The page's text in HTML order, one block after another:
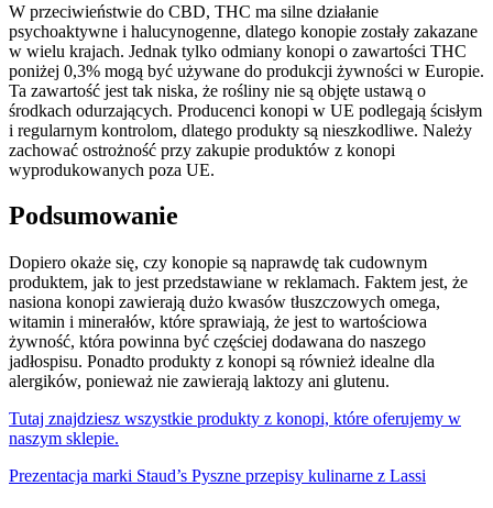
W przeciwieństwie do CBD, THC ma silne działanie
psychoaktywne i halucynogenne, dlatego konopie zostały zakazane
w wielu krajach. Jednak tylko odmiany konopi o zawartości THC
poniżej 0,3% mogą być używane do produkcji żywności w Europie.
Ta zawartość jest tak niska, że rośliny nie są objęte ustawą o
środkach odurzających. Producenci konopi w UE podlegają ścisłym
i regularnym kontrolom, dlatego produkty są nieszkodliwe. Należy
zachować ostrożność przy zakupie produktów z konopi
wyprodukowanych poza UE.
Podsumowanie
Dopiero okaże się, czy konopie są naprawdę tak cudownym
produktem, jak to jest przedstawiane w reklamach. Faktem jest, że
nasiona konopi zawierają dużo kwasów tłuszczowych omega,
witamin i minerałów, które sprawiają, że jest to wartościowa
żywność, która powinna być częściej dodawana do naszego
jadłospisu. Ponadto produkty z konopi są również idealne dla
alergików, ponieważ nie zawierają laktozy ani glutenu.
Tutaj znajdziesz wszystkie produkty z konopi, które oferujemy w
naszym sklepie.
Prezentacja marki Staud’s Pyszne przepisy kulinarne z Lassi